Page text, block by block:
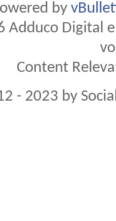
by
Digital
Content
- 2023 by